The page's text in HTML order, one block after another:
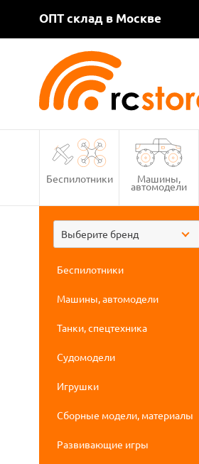
ОПТ склад в Москве
Беспилотники Машины,
автомодели
Выберите бренд
Беспилотники
Машины, автомодели
Танки, спецтехника
Судомодели
Игрушки
Сборные модели, материалы
Развивающие игры